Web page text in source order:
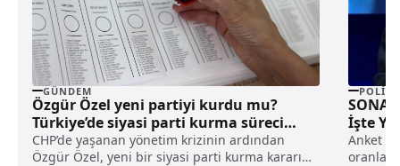
GÜNDEM
Özgür Özel yeni partiyi kurdu mu?
Türkiye’de siyasi parti kurma süreci
nasıl işler?
CHP’de yaşanan yönetim krizinin ardından
Özgür Özel, yeni bir siyasi parti kurma kararını
İşte
Anket